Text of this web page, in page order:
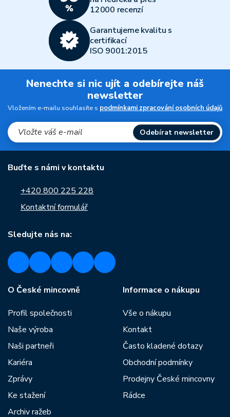
12000 recenzí
Garantujeme kvalitu s
certifikací
ISO 9001:2015
Nenechte si nic ujít a odebírejte náš
newsletter
Vložením e-mailu souhlasíte s podmínkami zpracování osobních údajů
Odebírat newsletter
Buďte s námi v kontaktu
+420 800 225 228
Kontaktní formulář
Sledujte nás na:
O České mincovně
Profil společnosti
Naše výroba
Naši partneři
Kariéra
Zprávy
Ke stažení
Archiv ražeb
Informace o nákupu
Vše o nákupu
Kontakt
Často kladené dotazy
Obchodní podmínky
Prodejny České mincovny
Rádce